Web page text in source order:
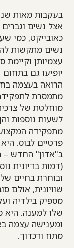
בעקבות מאות
אצל נשים
כאובייקט, כמי
נשים מתקשות
עצמיותן
יופיעו גם
הרואה בעצמה
מתמסרת
מוחלטת של
לשעות נוספות
מתפקידה
פרטיים לבוס.
ב"אדון" החדש –
(דמות בדיונית
ובוחרת בחיים
שוויונית,
מספיק בילדיה
שלו למענה.
ומענישה עצמה
מתח ודכדוך.